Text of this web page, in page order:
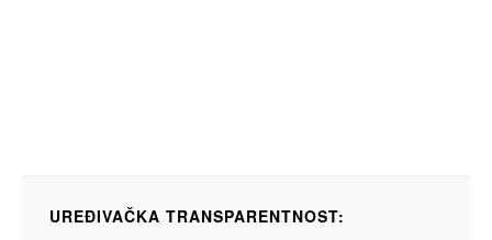
UREĐIVAČKA TRANSPARENTNOST: